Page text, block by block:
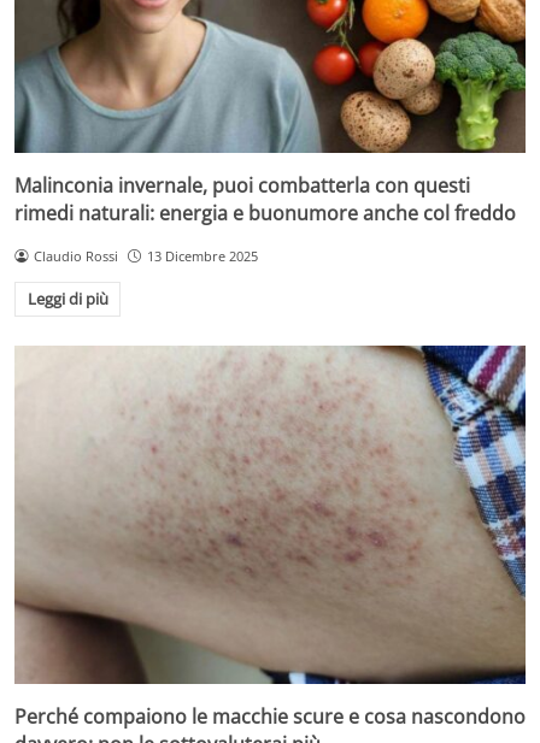
Malinconia invernale, puoi combatterla con questi
rimedi naturali: energia e buonumore anche col freddo
Claudio Rossi 13 Dicembre 2025
Leggi di più
Perché compaiono le macchie scure e cosa nascondono